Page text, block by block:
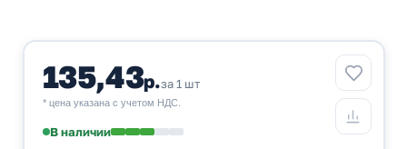
135,43р.за 1 шт
* цена указана с учетом НДС.
В наличии